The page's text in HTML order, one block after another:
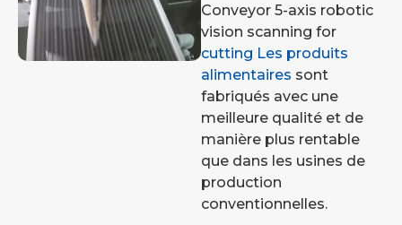
Conveyor 5-axis robotic
vision scanning for
cutting Les produits
alimentaires sont
fabriqués avec une
meilleure qualité et de
manière plus rentable
que dans les usines de
production
conventionnelles.